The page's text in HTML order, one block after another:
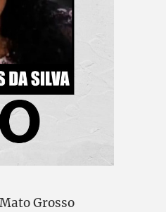
Grosso